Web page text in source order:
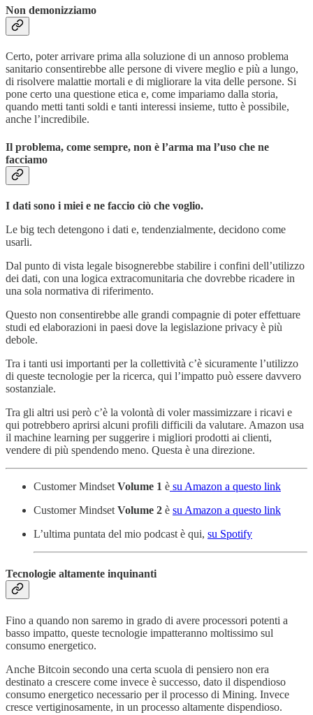
Non demonizziamo
Certo, poter arrivare prima alla soluzione di un annoso problema
sanitario consentirebbe alle persone di vivere meglio e più a lungo,
di risolvere malattie mortali e di migliorare la vita delle persone. Si
pone certo una questione etica e, come impariamo dalla storia,
quando metti tanti soldi e tanti interessi insieme, tutto è possibile,
anche l’incredibile.
Il problema, come sempre, non è l’arma ma l’uso che ne
facciamo
I dati sono i miei e ne faccio ciò che voglio.
Le big tech detengono i dati e, tendenzialmente, decidono come
usarli.
Dal punto di vista legale bisognerebbe stabilire i confini dell’utilizzo
dei dati, con una logica extracomunitaria che dovrebbe ricadere in
una sola normativa di riferimento.
Questo non consentirebbe alle grandi compagnie di poter effettuare
studi ed elaborazioni in paesi dove la legislazione privacy è più
debole.
Tra i tanti usi importanti per la collettività c’è sicuramente l’utilizzo
di queste tecnologie per la ricerca, qui l’impatto può essere davvero
sostanziale.
Tra gli altri usi però c’è la volontà di voler massimizzare i ricavi e
qui potrebbero aprirsi alcuni profili difficili da valutare. Amazon usa
il machine learning per suggerire i migliori prodotti ai clienti,
vendere di più spendendo meno. Questa è una direzione.
Customer Mindset Volume 1 è su Amazon a questo link
Customer Mindset Volume 2 è su Amazon a questo link
L’ultima puntata del mio podcast è qui, su Spotify
Tecnologie altamente inquinanti
Fino a quando non saremo in grado di avere processori potenti a
basso impatto, queste tecnologie impatteranno moltissimo sul
consumo energetico.
Anche Bitcoin secondo una certa scuola di pensiero non era
destinato a crescere come invece è successo, dato il dispendioso
consumo energetico necessario per il processo di Mining. Invece
cresce vertiginosamente, in un processo altamente dispendioso.